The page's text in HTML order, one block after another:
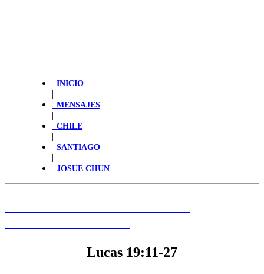
INICIO
|
MENSAJES
|
CHILE
|
SANTIAGO
|
JOSUE CHUN
Lucas 19:11-27